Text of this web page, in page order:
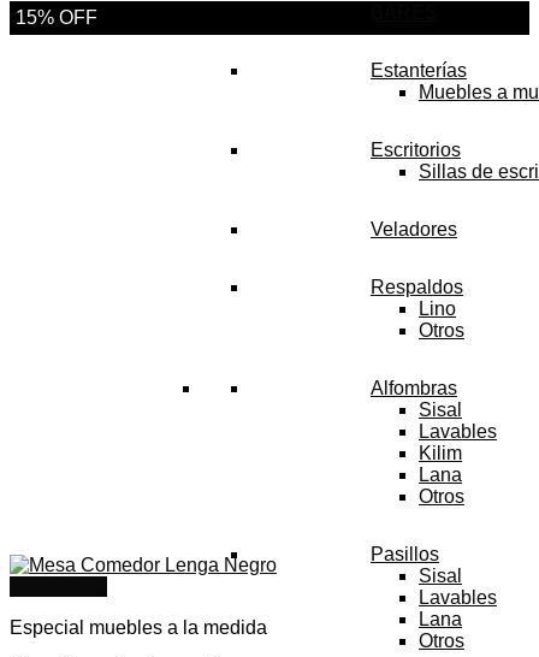
Estanterías
Muebles a
Escritorios
Sillas de
Veladores
Respaldos
Lino
Otros
Alfombras
Sisal
Lavables
Kilim
Lana
Otros
Pasillos
Sisal
Lavables
Lana
Otros
15% OFF
Especial muebles a la medida